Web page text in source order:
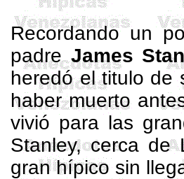
Recordando un
padreJames
heredó el titulo de
haber muerto
vivió para las
Stanley, cerca de
gran hípico sin